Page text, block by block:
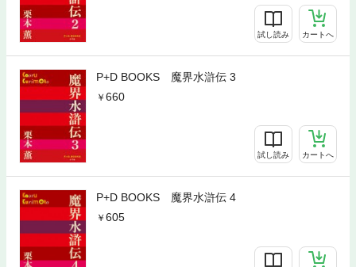
試し読み カートへ
P+D BOOKS 魔界水滸伝 3
660
試し読み カートへ
P+D BOOKS 魔界水滸伝 4
605